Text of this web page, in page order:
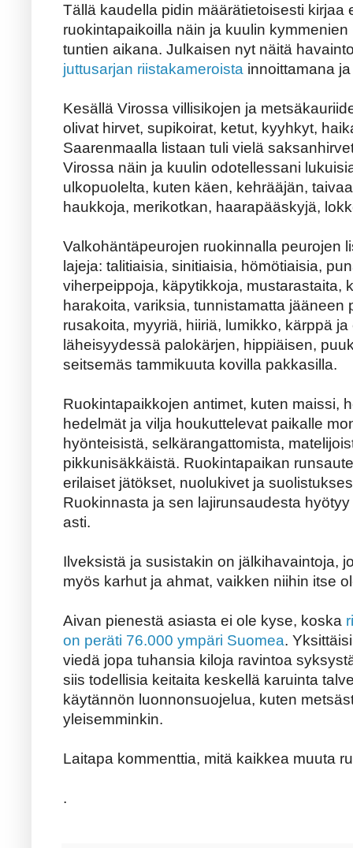
Tällä kaudella pidin määrätietoisesti kirjaa
ruokintapaikoilla näin ja kuulin
tuntien aikana. Julkaisen nyt näitä
juttusarjan riistakameroista innoittamana
Kesällä Virossa villisikojen ja
olivat hirvet, supikoirat, ketut, kyyhkyt,
Saarenmaalla listaan tuli vielä
Virossa näin ja kuulin odotellessani
ulkopuolelta, kuten käen, kehrääjän,
haukkoja, merikotkan, haarapääskyjä,
Valkohäntäpeurojen ruokinnalla peurojen
lajeja: talitiaisia, sinitiaisia, hömötiaisia,
viherpeippoja, käpytikkoja, mustarastaita,
harakoita, variksia, tunnistamatta jääneen
rusakoita, myyriä, hiiriä, lumikko, kärppä
läheisyydessä palokärjen, hippiäisen,
seitsemäs tammikuuta kovilla pakkasilla.
Ruokintapaikkojen antimet, kuten maissi,
hedelmät ja vilja houkuttelevat paikalle
hyönteisistä, selkärangattomista,
pikkunisäkkäistä. Ruokintapaikan
erilaiset jätökset, nuolukivet ja
Ruokinnasta ja sen lajirunsaudesta
asti.
Ilveksistä ja susistakin on jälkihavaintoja,
myös karhut ja ahmat, vaikken niihin itse
Aivan pienestä asiasta ei ole kyse, koska
on peräti 76.000 ympäri Suomea.
viedä jopa tuhansia kiloja ravintoa
siis todellisia keitaita keskellä karuinta
käytännön luonnonsuojelua, kuten
yleisemminkin.
Laitapa kommenttia, mitä kaikkea muuta
.